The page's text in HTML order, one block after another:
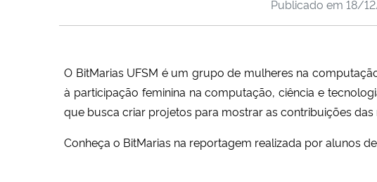
Publicado em 18/
O BitMarias UFSM é um grupo de mulheres na
à participação feminina na computação, ciência e
que busca criar projetos para mostrar as contribuições
Conheça o BitMarias na reportagem realizada por alunos